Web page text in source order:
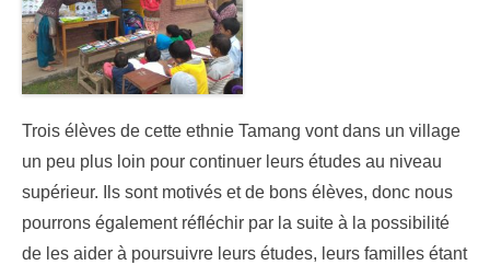
Trois élèves de cette ethnie Tamang vont dans un village
un peu plus loin pour continuer leurs études au niveau
supérieur. Ils sont motivés et de bons élèves, donc nous
pourrons également réfléchir par la suite à la possibilité
de les aider à poursuivre leurs études, leurs familles étant